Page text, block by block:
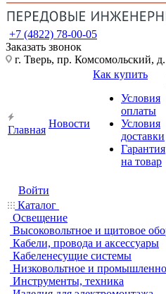
+7 (4822) 78-00-05
Заказать звонок
г. Тверь, пр. Комсомольский,
Главная
Новости
Как купить
Условия
оплаты
Условия
доставки
Гарантия
на товар
Войти
Каталог
Освещение
Высоковольтное и щитовое
Кабели, провода и аксессуары
Кабеленесущие системы
Низковольтное и
Инструменты, техника